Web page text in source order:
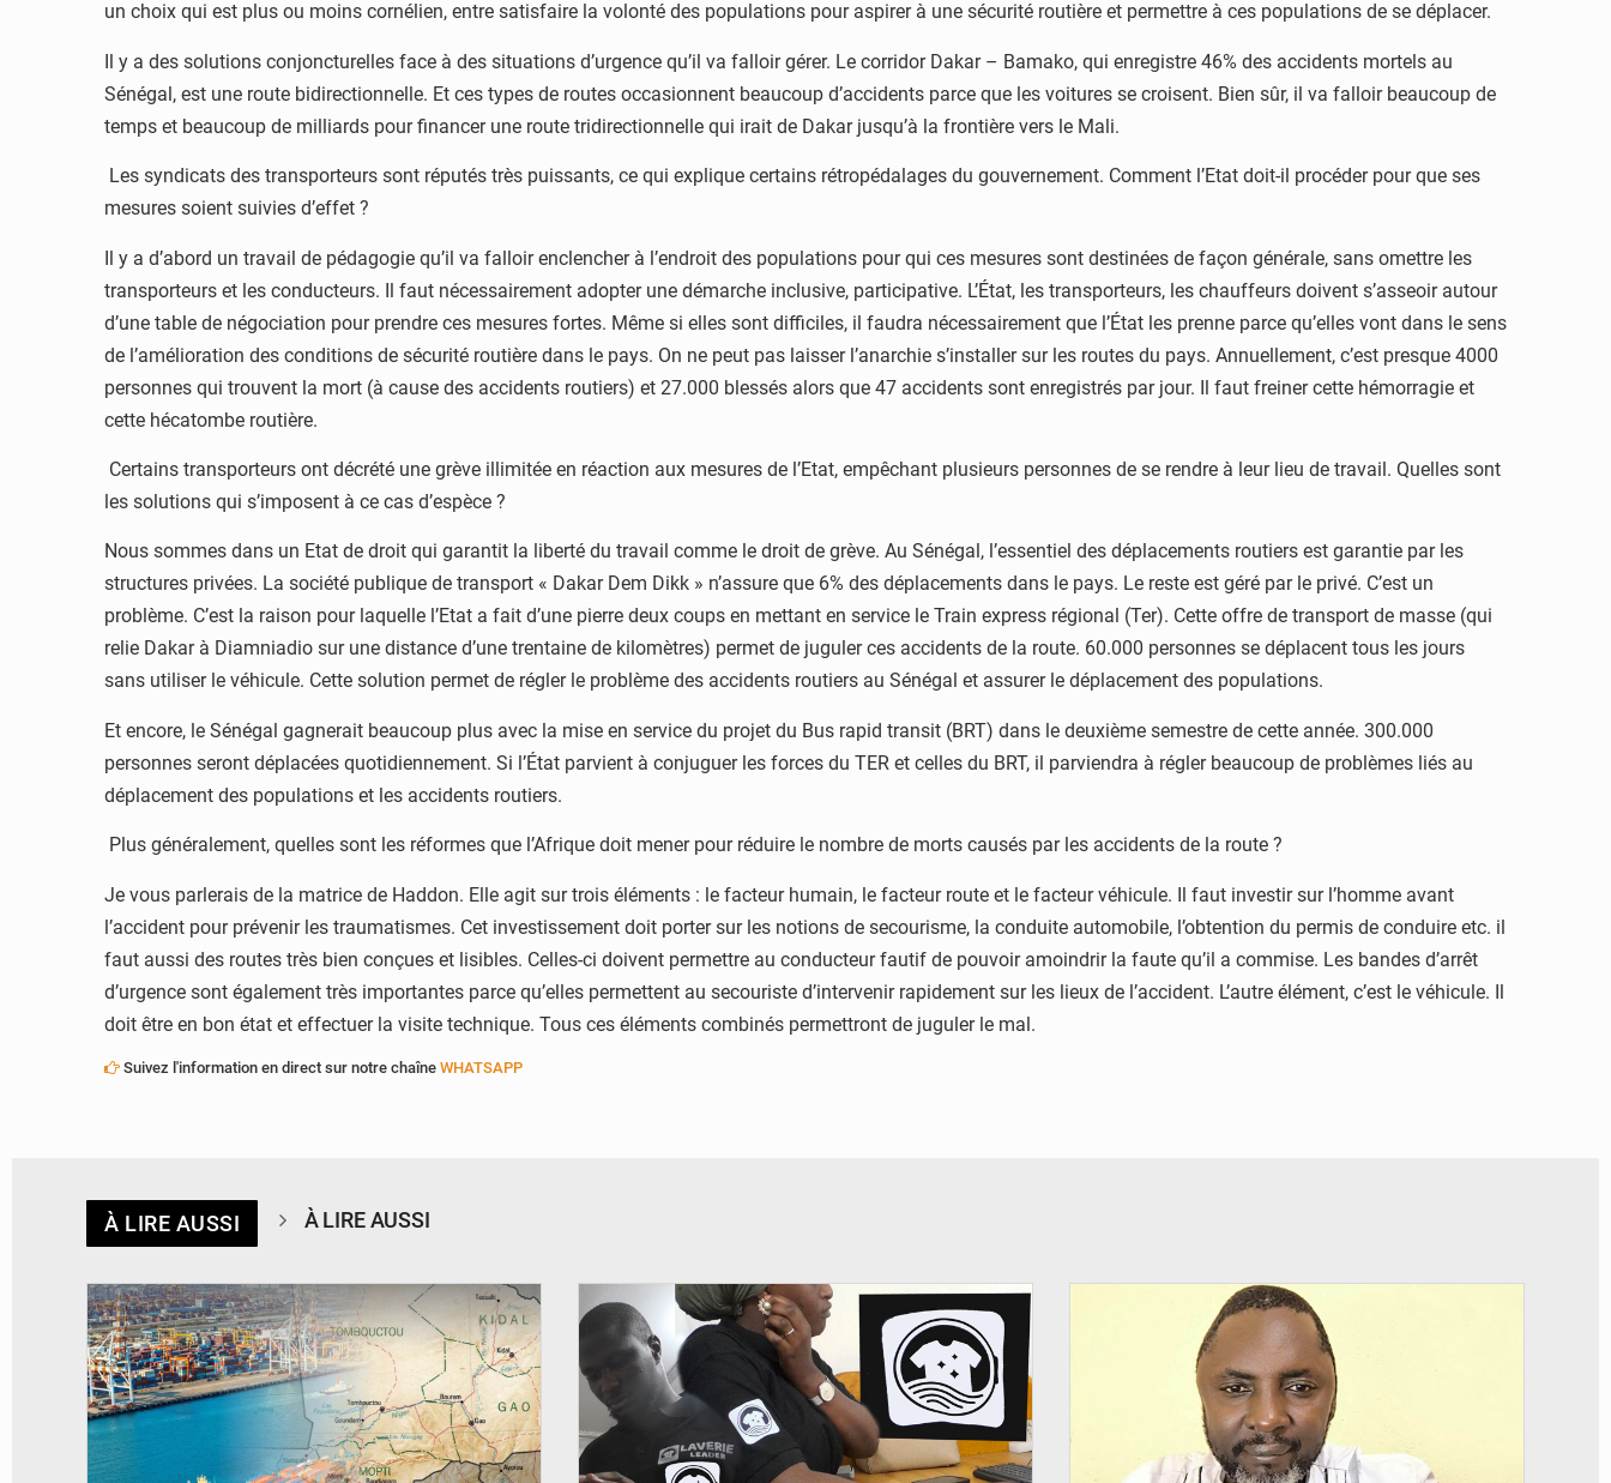
un choix qui est plus ou moins cornélien, entre satisfaire la volonté des populations pour aspirer à une sécurité routière et permettre à ces populations de se déplacer.
Il y a des solutions conjoncturelles face à des situations d’urgence qu’il va falloir gérer. Le corridor Dakar – Bamako, qui enregistre 46% des accidents mortels au
Sénégal, est une route bidirectionnelle. Et ces types de routes occasionnent beaucoup d’accidents parce que les voitures se croisent. Bien sûr, il va falloir beaucoup de
temps et beaucoup de milliards pour financer une route tridirectionnelle qui irait de Dakar jusqu’à la frontière vers le Mali.
Les syndicats des transporteurs sont réputés très puissants, ce qui explique certains rétropédalages du gouvernement. Comment l’Etat doit-il procéder pour que ses
mesures soient suivies d’effet ?
Il y a d’abord un travail de pédagogie qu’il va falloir enclencher à l’endroit des populations pour qui ces mesures sont destinées de façon générale, sans omettre les
transporteurs et les conducteurs. Il faut nécessairement adopter une démarche inclusive, participative. L’État, les transporteurs, les chauffeurs doivent s’asseoir autour
d’une table de négociation pour prendre ces mesures fortes. Même si elles sont difficiles, il faudra nécessairement que l’État les prenne parce qu’elles vont dans le sens
de l’amélioration des conditions de sécurité routière dans le pays. On ne peut pas laisser l’anarchie s’installer sur les routes du pays. Annuellement, c’est presque 4000
personnes qui trouvent la mort (à cause des accidents routiers) et 27.000 blessés alors que 47 accidents sont enregistrés par jour. Il faut freiner cette hémorragie et
cette hécatombe routière.
Certains transporteurs ont décrété une grève illimitée en réaction aux mesures de l’Etat, empêchant plusieurs personnes de se rendre à leur lieu de travail. Quelles sont
les solutions qui s’imposent à ce cas d’espèce ?
Nous sommes dans un Etat de droit qui garantit la liberté du travail comme le droit de grève. Au Sénégal, l’essentiel des déplacements routiers est garantie par les
structures privées. La société publique de transport « Dakar Dem Dikk » n’assure que 6% des déplacements dans le pays. Le reste est géré par le privé. C’est un
problème. C’est la raison pour laquelle l’Etat a fait d’une pierre deux coups en mettant en service le Train express régional (Ter). Cette offre de transport de masse (qui
relie Dakar à Diamniadio sur une distance d’une trentaine de kilomètres) permet de juguler ces accidents de la route. 60.000 personnes se déplacent tous les jours
sans utiliser le véhicule. Cette solution permet de régler le problème des accidents routiers au Sénégal et assurer le déplacement des populations.
Et encore, le Sénégal gagnerait beaucoup plus avec la mise en service du projet du Bus rapid transit (BRT) dans le deuxième semestre de cette année. 300.000
personnes seront déplacées quotidiennement. Si l’État parvient à conjuguer les forces du TER et celles du BRT, il parviendra à régler beaucoup de problèmes liés au
déplacement des populations et les accidents routiers.
Plus généralement, quelles sont les réformes que l’Afrique doit mener pour réduire le nombre de morts causés par les accidents de la route ?
Je vous parlerais de la matrice de Haddon. Elle agit sur trois éléments : le facteur humain, le facteur route et le facteur véhicule. Il faut investir sur l’homme avant
l’accident pour prévenir les traumatismes. Cet investissement doit porter sur les notions de secourisme, la conduite automobile, l’obtention du permis de conduire etc. il
faut aussi des routes très bien conçues et lisibles. Celles-ci doivent permettre au conducteur fautif de pouvoir amoindrir la faute qu’il a commise. Les bandes d’arrêt
d’urgence sont également très importantes parce qu’elles permettent au secouriste d’intervenir rapidement sur les lieux de l’accident. L’autre élément, c’est le véhicule. Il
doit être en bon état et effectuer la visite technique. Tous ces éléments combinés permettront de juguler le mal.
Suivez l'information en direct sur notre chaîne WHATSAPP
À LIRE AUSSI À LIRE AUSSI
© JDM